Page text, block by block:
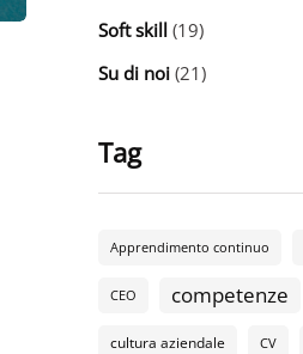
Soft skill (19)
Su di noi (21)
Tag
Apprendimento continuo
CEO competenze
cultura aziendale CV